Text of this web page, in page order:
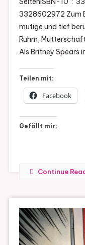
3328602972 Zum
mutige und tief
Ruhm,
Als Britney Spears
Teilen mit:
Facebook
Gefällt mir:
Continue